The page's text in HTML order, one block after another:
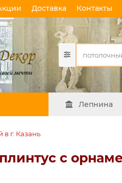
Доставка Контакты
Лепнина
в г. Казань
с